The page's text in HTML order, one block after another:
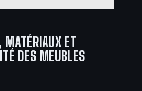
MATÉRIAUX ET
DES MEUBLES